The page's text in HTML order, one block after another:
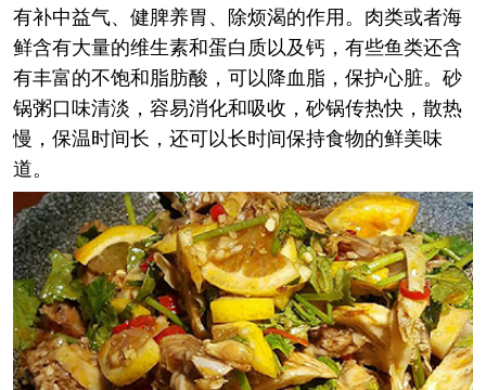
有补中益气、健脾养胃、除烦渴的作用。肉类或者海
鲜含有大量的维生素和蛋白质以及钙，有些鱼类还含
有丰富的不饱和脂肪酸，可以降血脂，保护心脏。砂
锅粥口味清淡，容易消化和吸收，砂锅传热快，散热
慢，保温时间长，还可以长时间保持食物的鲜美味
道。